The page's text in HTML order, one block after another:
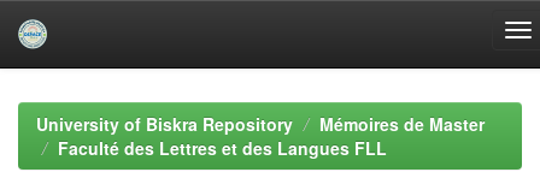
navigationUniversity of Biskra Repository
Mémoires de Master
Faculté des Lettres et des Langues FLL